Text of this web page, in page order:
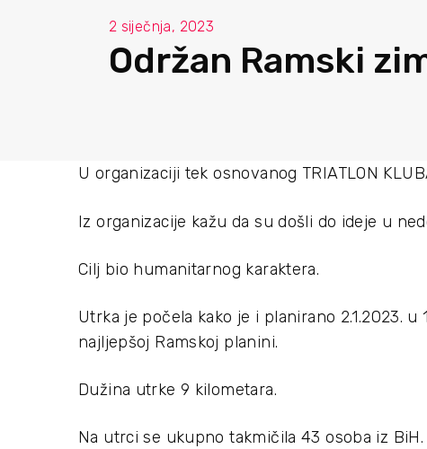
2 siječnja, 2023
Održan Ramski
U organizaciji tek osnovanog TRIATLON
Iz organizacije kažu da su došli do ideje u
Cilj bio humanitarnog karaktera.
Utrka je počela kako je i planirano 2.1.2023.
najljepšoj Ramskoj planini.
Dužina utrke 9 kilometara.
Na utrci se ukupno takmičila 43 osoba iz BiH.